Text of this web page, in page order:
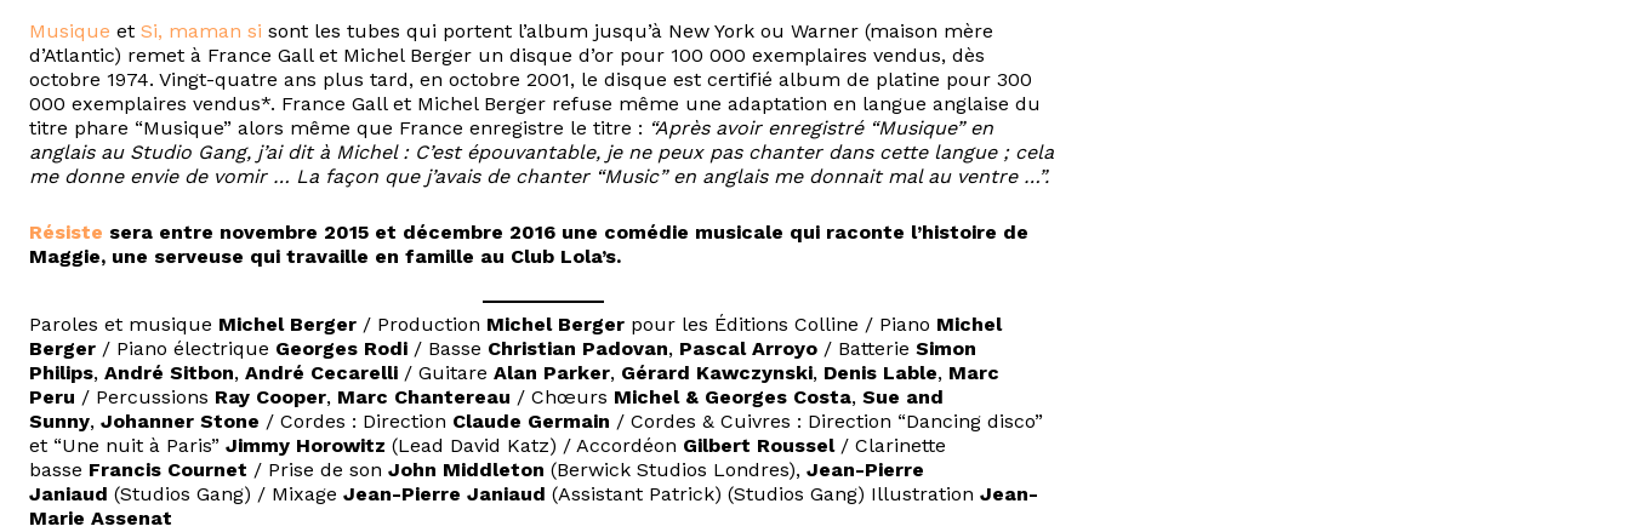
Musique et Si, maman si sont les tubes qui portent l’album jusqu’à New York ou Warner (maison mère
d’Atlantic) remet à France Gall et Michel Berger un disque d’or pour 100 000 exemplaires vendus, dès
octobre 1974. Vingt-quatre ans plus tard, en octobre 2001, le disque est certifié album de platine pour 300
000 exemplaires vendus*. France Gall et Michel Berger refuse même une adaptation en langue anglaise du
titre phare “Musique” alors même que France enregistre le titre : “Après avoir enregistré “Musique” en
anglais au Studio Gang, j’ai dit à Michel : C’est épouvantable, je ne peux pas chanter dans cette langue ; cela
me donne envie de vomir … La façon que j’avais de chanter “Music” en anglais me donnait mal au ventre …”.
Résiste sera entre novembre 2015 et décembre 2016 une comédie musicale qui raconte l’histoire de
Maggie, une serveuse qui travaille en famille au Club Lola’s.
Paroles et musique Michel Berger / Production Michel Berger pour les Éditions Colline / Piano Michel
Berger / Piano électrique Georges Rodi / Basse Christian Padovan, Pascal Arroyo / Batterie Simon
Philips, André Sitbon, André Cecarelli / Guitare Alan Parker, Gérard Kawczynski, Denis Lable, Marc
Peru / Percussions Ray Cooper, Marc Chantereau / Chœurs Michel & Georges Costa, Sue and
Sunny, Johanner Stone / Cordes : Direction Claude Germain / Cordes & Cuivres : Direction “Dancing disco”
et “Une nuit à Paris” Jimmy Horowitz (Lead David Katz) / Accordéon Gilbert Roussel / Clarinette
basse Francis Cournet / Prise de son John Middleton (Berwick Studios Londres), Jean-Pierre
Janiaud (Studios Gang) / Mixage Jean-Pierre Janiaud (Assistant Patrick) (Studios Gang) Illustration Jean-
Marie Assenat